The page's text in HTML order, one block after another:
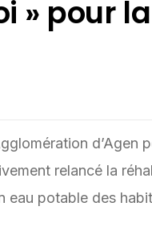
» pour la
d’Agen
relancé la
eau potable des